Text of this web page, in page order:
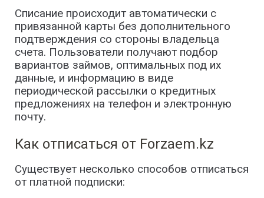
Списание происходит автоматически с
привязанной карты без дополнительного
подтверждения со стороны владельца
счета. Пользователи получают подбор
вариантов займов, оптимальных под их
данные, и информацию в виде
периодической рассылки о кредитных
предложениях на телефон и электронную
почту.​
Как отписаться от Forzaem.kz
Существует несколько способов отписаться
от платной подписки: